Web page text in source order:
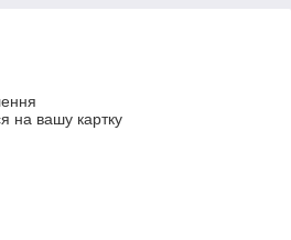
на вашу картку